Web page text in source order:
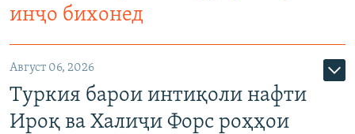
инҷо бихонед
Август 06, 2026
Туркия барои интиқоли нафти
Ироқ ва Халиҷи Форс роҳҳои